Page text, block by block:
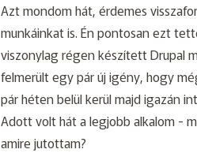
Azt mondom hát, érdemes
munkáinkat is. Én pontosan ezt
viszonylag régen készített Drupal
felmerült egy pár új igény, hogy
pár héten belül kerül majd igazán
Adott volt hát a legjobb alkalom -
amire jutottam?